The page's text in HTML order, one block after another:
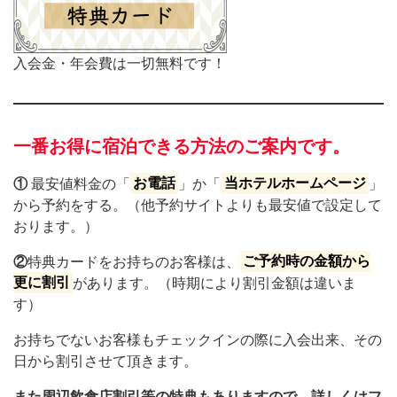
入会金・年会費は一切無料です！
一番お得に宿泊できる方法のご案内です。
①最安値料金の「 お電話 」か「 当ホテルホームページ 」
から予約をする。（他予約サイトよりも最安値で設定して
おります。）
②特典カードをお持ちのお客様は、
ご予約時の金額から
更に割引
があります。（時期により割引金額は違いま
す）
お持ちでないお客様もチェックインの際に入会出来、その
日から割引させて頂きます。